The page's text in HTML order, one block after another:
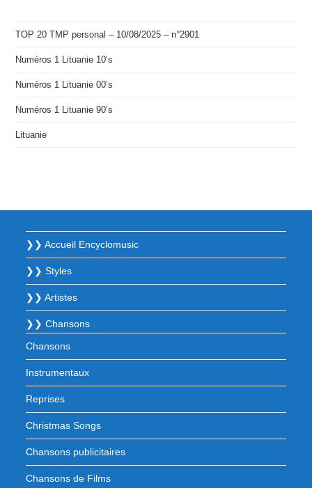
TOP 20 TMP personal – 10/08/2025 – n°2901
Numéros 1 Lituanie 10’s
Numéros 1 Lituanie 00’s
Numéros 1 Lituanie 90’s
Lituanie
❯❯ Accueil Encyclomusic
❯❯ Styles
❯❯ Artistes
❯❯ Chansons
Chansons
Instrumentaux
Reprises
Christmas Songs
Chansons publicitaires
Chansons de Films